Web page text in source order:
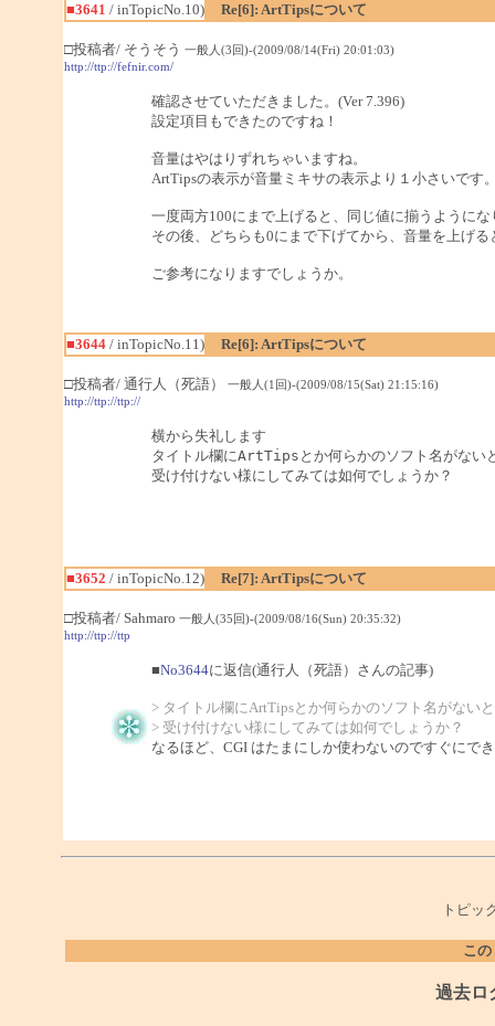
■3641 / inTopicNo.10) Re[6]: ArtTipsについて
□投稿者/ そうそう 一般人(3回)-(2009/08/14(Fri) 20:01:03)
http://ttp://fefnir.com/
確認させていただきました。(Ver 7.396)
設定項目もできたのですね！
音量はやはりずれちゃいますね。
ArtTipsの表示が音量ミキサの表示より１小さいです
一度両方100にまで上げると、同じ値に揃うようにな
その後、どちらも0にまで下げてから、音量を上げる
ご参考になりますでしょうか。
■3644/ inTopicNo.11) Re[6]: ArtTipsについて
□投稿者/ 通行人（死語）
一般人(1回)-(2009/08/15(Sat) 21:15:16)
http://ttp://ttp://
横から失礼します
タイトル欄にArtTipsとか何らかのソフト名がない
受け付けない様にしてみては如何でしょうか？
■3652 / inTopicNo.12) Re[7]: ArtTipsについて
□投稿者/ Sahmaro 一般人(35回)-(2009/08/16(Sun) 20:35:32)
http://ttp://ttp
■No3644に返信(通行人（死語）さんの記事)
> タイトル欄にArtTipsとか何らかのソフト名がない
> 受け付けない様にしてみては如何でしょうか？
なるほど、CGI はたまにしか使わないのですぐにで
トピッ
こ
過去ロ